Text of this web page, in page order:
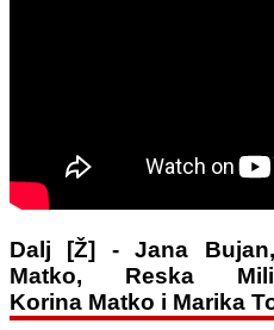
Dalj [Ž] - Jana
Matko, Reska
Korina Matko i Marika